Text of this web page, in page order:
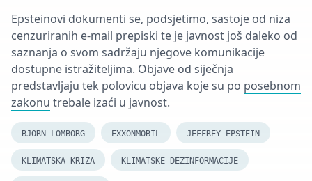
Epsteinovi dokumenti se, podsjetimo, sastoje od niza
cenzuriranih e-mail prepiski te je javnost još daleko od
saznanja o svom sadržaju njegove komunikacije
dostupne istražiteljima. Objave od siječnja
predstavljaju tek polovicu objava koje su po posebnom
zakonu trebale izaći u javnost.
BJORN LOMBORG EXXONMOBIL JEFFREY EPSTEIN
KLIMATSKA KRIZA KLIMATSKE DEZINFORMACIJE